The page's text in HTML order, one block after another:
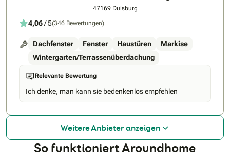
47169 Duisburg
4,06/ 5(346 Bewertungen)
Dachfenster Fenster Haustüren
Markise
Wintergarten/Terrassenüberdachung
Relevante Bewertung
Ich denke, man kann sie bedenkenlos empfehlen
Weitere Anbieter anzeigen
So funktioniert Aroundhome